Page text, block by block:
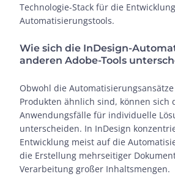
Technologie-Stack für die
Automatisierungstools.
Wie sich die InDesign-
anderen Adobe-Tools
Obwohl die
Produkten ähnlich sind, können sich
Anwendungsfälle für individuelle
unterscheiden. In InDesign
Entwicklung meist auf die
die Erstellung mehrseitiger
Verarbeitung großer Inhaltsmengen.